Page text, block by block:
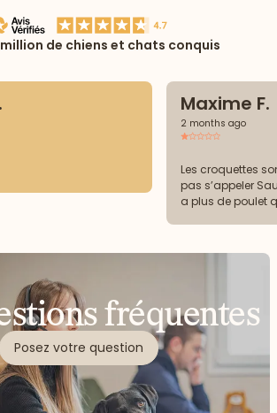
million de chiens et chats conquis
Maxime F.
2 months ago
Les croquettes
pas s’appeler
a plus de poulet
fréquentes
Posez votre question